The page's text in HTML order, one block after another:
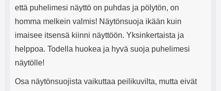
että puhelimesi näyttö on puhdas ja pölytön, on
homma melkein valmis! Näytönsuoja ikään kuin
imaisee itsensä kiinni näyttöön. Yksinkertaista ja
helppoa. Todella huokea ja hyvä suoja puhelimesi
näytölle!
Osa näytönsuojista vaikuttaa peilikuvilta, mutta eivät